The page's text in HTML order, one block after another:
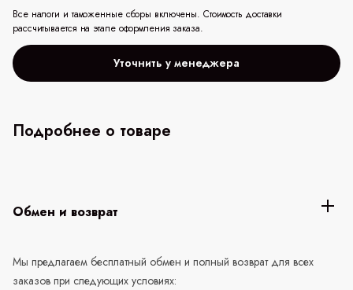
Все налоги и таможенные сборы включены. Стоимость доставки
рассчитывается на этапе оформления заказа.
Уточнить у менеджера
Подробнее о товаре
Обмен и возврат
Мы предлагаем бесплатный обмен и полный возврат для всех
заказов при следующих условиях: